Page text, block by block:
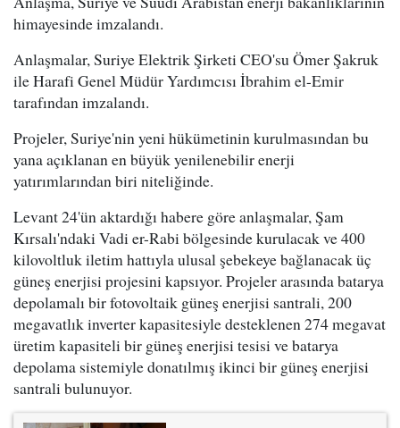
himayesinde imzalandı.
Anlaşmalar, Suriye Elektrik Şirketi CEO'su Ömer Şakruk
ile Harafi Genel Müdür Yardımcısı İbrahim el-Emir
tarafından imzalandı.
Projeler, Suriye'nin yeni hükümetinin kurulmasından bu
yana açıklanan en büyük yenilenebilir enerji
yatırımlarından biri niteliğinde.
Levant 24'ün aktardığı habere göre anlaşmalar, Şam
Kırsalı'ndaki Vadi er-Rabi bölgesinde kurulacak ve 400
kilovoltluk iletim hattıyla ulusal şebekeye bağlanacak üç
güneş enerjisi projesini kapsıyor. Projeler arasında batarya
depolamalı bir fotovoltaik güneş enerjisi santrali, 200
megavatlık inverter kapasitesiyle desteklenen 274 megavat
üretim kapasiteli bir güneş enerjisi tesisi ve batarya
depolama sistemiyle donatılmış ikinci bir güneş enerjisi
santrali bulunuyor.